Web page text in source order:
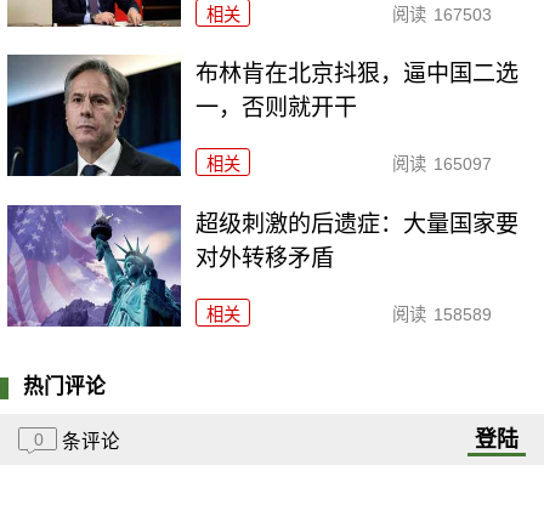
相关 阅读 167503
布林肯在北京抖狠，逼中国二选
一，否则就开干
相关 阅读 165097
超级刺激的后遗症：大量国家要
对外转移矛盾
相关 阅读 158589
热门评论
0 条评论 登陆